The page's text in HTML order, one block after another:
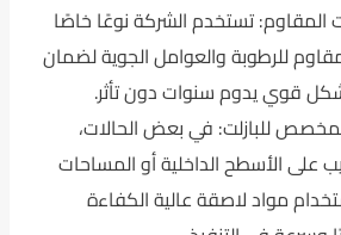
المقاوم: تستخدم الشركة نوعًا خاصًا
للرطوبة والعوامل الجوية لضمان
قوي يدوم سنوات دون تأثر.
المخصص للبازلت: في بعض الحالات،
على الأسطح الداخلية أو المساحات
مواد لاصقة عالية الكفاءة